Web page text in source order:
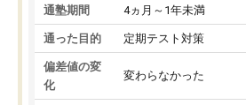
通塾期間 4ヵ月～1年未満
通った目的 定期テスト対策
偏差値の変
化
変わらなかった